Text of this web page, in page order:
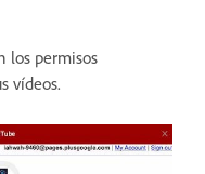
los permisos
vídeos.